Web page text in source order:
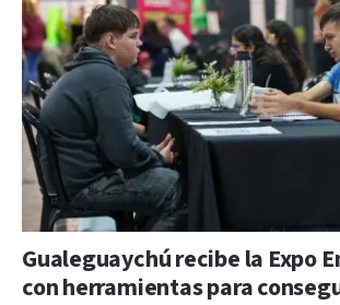
Gualeguaychú recibe la Expo
con herramientas para